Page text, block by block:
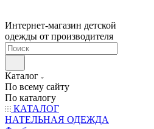
Интернет-магазин детской
одежды от производителя
Каталог
По всему сайту
По каталогу
КАТАЛОГ
НАТЕЛЬНАЯ ОДЕЖДА